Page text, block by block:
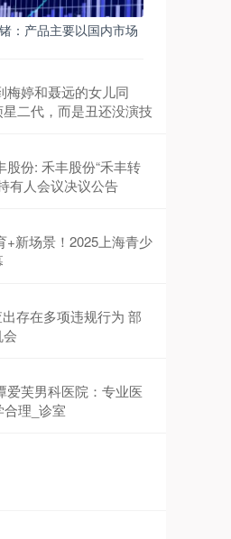
：产品主要以国内市场
梅婷和聂远的女儿同
二代，而是丑还没演技
份: 禾丰股份“禾丰转
有人会议决议公告
+新场景！2025上海青少
存在多项违规行为 部
爱芙男科医院：专业医
理_诊室